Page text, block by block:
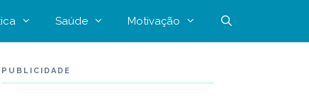
Saúde Motivação
PUBLICIDADE